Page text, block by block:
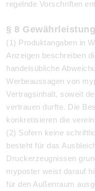
regelnde Vorschriften
§ 8 Gewährleistung
(1) Produktangaben in
Anzeigen beschreiben
handelsübliche
Werbeaussagen von
Vertragsinhalt, soweit
vertrauen durfte. Die
konkretisieren die
(2) Sofern keine
besteht für das
Druckerzeugnissen
myposter weist darauf
für den Außenraum